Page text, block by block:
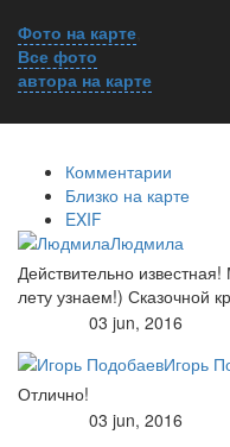
Фото на карте
Все фото
автора на карте
Комментарии
Близко на карте
EXIF
Людмила
Действительно
лету узнаем!) Сказочной
03 jun, 2016
Игорь
Отлично!
03 jun, 2016